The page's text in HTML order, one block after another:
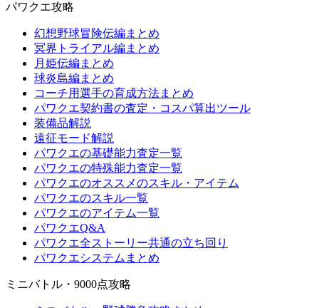
パワクエ攻略
幻想野球冒険伝編まとめ
冥界トライアル編まとめ
月姫伝編まとめ
球炎島編まとめ
コーチ用選手の育成方法まとめ
パワクエ契約書の査定・コスパ算出ツール
装備品解説
遠征モード解説
パワクエの基礎能力査定一覧
パワクエの特殊能力査定一覧
パワクエのオススメのスキル・アイテム
パワクエのスキル一覧
パワクエのアイテム一覧
パワクエQ&A
パワクエ全ストーリー共通の立ち回り
パワクエシステムまとめ
ミニバトル・9000点攻略